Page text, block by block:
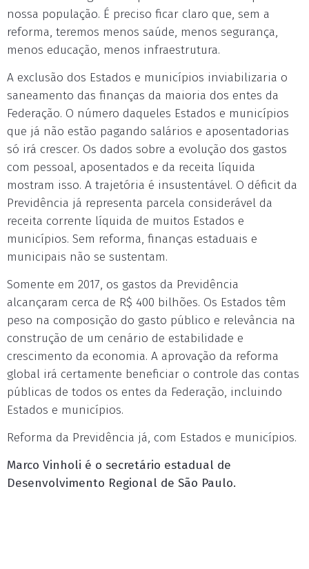
nossa população. É preciso ficar claro que, sem a
reforma, teremos menos saúde, menos segurança,
menos educação, menos infraestrutura.
A exclusão dos Estados e municípios inviabilizaria o
saneamento das finanças da maioria dos entes da
Federação. O número daqueles Estados e municípios
que já não estão pagando salários e aposentadorias
só irá crescer. Os dados sobre a evolução dos gastos
com pessoal, aposentados e da receita líquida
mostram isso. A trajetória é insustentável. O déficit da
Previdência já representa parcela considerável da
receita corrente líquida de muitos Estados e
municípios. Sem reforma, finanças estaduais e
municipais não se sustentam.
Somente em 2017, os gastos da Previdência
alcançaram cerca de R$ 400 bilhões. Os Estados têm
peso na composição do gasto público e relevância na
construção de um cenário de estabilidade e
crescimento da economia. A aprovação da reforma
global irá certamente beneficiar o controle das contas
públicas de todos os entes da Federação, incluindo
Estados e municípios.
Reforma da Previdência já, com Estados e municípios.
Marco Vinholi é o secretário estadual de
Desenvolvimento Regional de São Paulo.